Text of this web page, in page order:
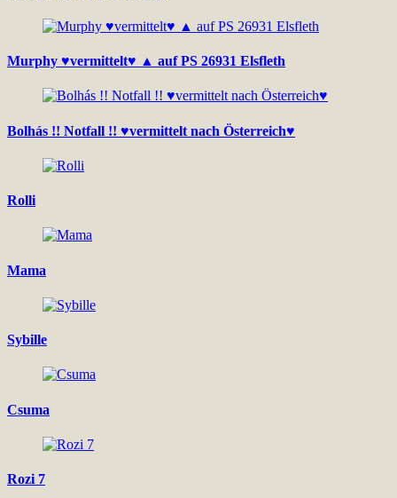
Murphy ♥vermittelt♥ ▲ auf PS 26931 Elsfleth
Bolhás !! Notfall !! ♥vermittelt nach Österreich♥
Rolli
Mama
Sybille
Csuma
Rozi 7